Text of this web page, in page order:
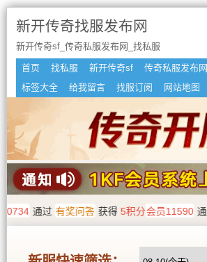
新开传奇找服发布网
新开传奇sf_传奇私服发布网_找私服
首页 找私服 新开传奇sf 传奇私服发布网
标签大全
给我留言 找服订阅 网站地图